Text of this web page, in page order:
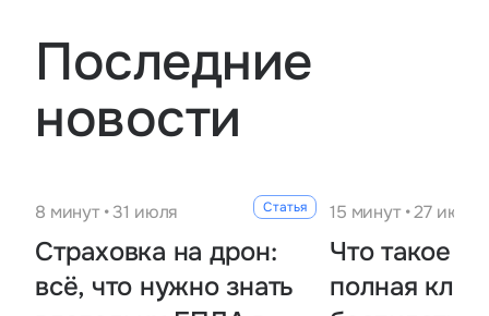
Последние
новости
Статья
8 минут • 31 июля
Страховка на дрон:
всё, что нужно знать
15 минут • 27 июля
Что такое
полная